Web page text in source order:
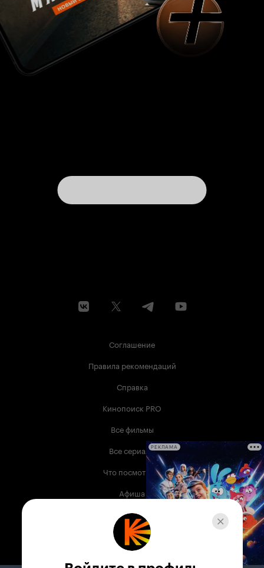
Соглашение
Правила рекомендаций
Справка
Кинопоиск PRO
Все фильмы
Все сериалы
Что посмотреть
Афиша
Музыка
Телепрограмма
РЕКЛАМА